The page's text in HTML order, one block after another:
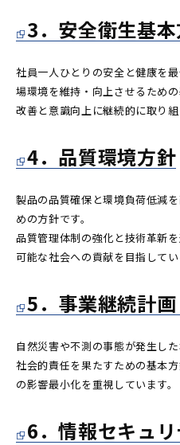
3．安全衛生基
社員一人ひとりの安全と健康を
場環境を維持・向上させるため
改善と意識向上に継続的に取り組
4．品質環境方針
製品の品質確保と環境負荷低減
めの方針です。
品質管理体制の強化と技術革新
可能な社会への貢献を目指してい
5．事業継続計
自然災害や不測の事態が発生し
社会的責任を果たすための基本
の影響最小化を重視しています。
6．情報セキュ